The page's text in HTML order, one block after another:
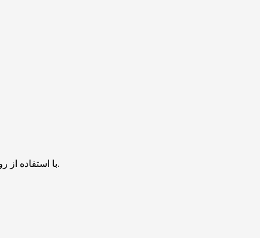
با استفاده از روش‌های زیر می‌توانید این صفحه را با دوستان خود به اشتراک بگذارید.